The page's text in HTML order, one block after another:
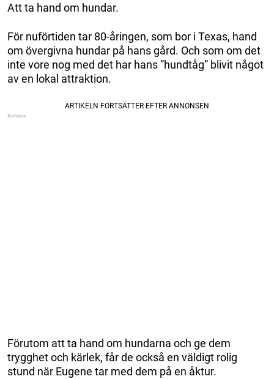
Att ta hand om hundar.
För nuförtiden tar 80-åringen, som bor i Texas, hand
om övergivna hundar på hans gård. Och som om det
inte vore nog med det har hans ”hundtåg” blivit något
av en lokal attraktion.
Förutom att ta hand om hundarna och ge dem
trygghet och kärlek, får de också en väldigt rolig
stund när Eugene tar med dem på en åktur.